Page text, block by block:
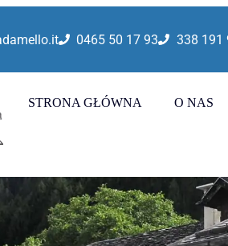
0465 50 17 93 338 191
STRONA GŁÓWNA O NAS